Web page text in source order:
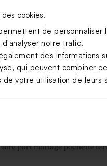
cookies.
de
notre trafic.
des informations
qui peuvent combiner
de votre utilisation de leurs
part mariage pochette